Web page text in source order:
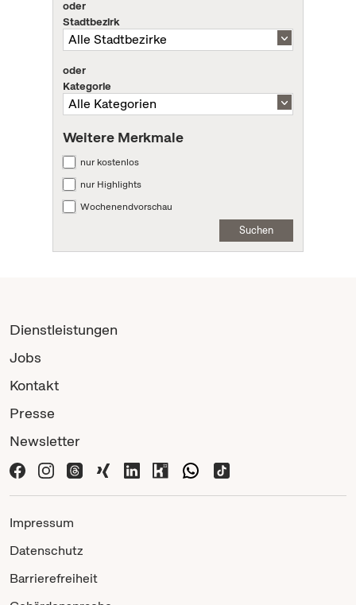
oder
Stadtbezirk
oder
Kategorie
Weitere Merkmale
nur kostenlos
nur Highlights
Wochenendvorschau
Suchen
Dienstleistungen
Jobs
Kontakt
Presse
Newsletter
Impressum
Datenschutz
Barrierefreiheit